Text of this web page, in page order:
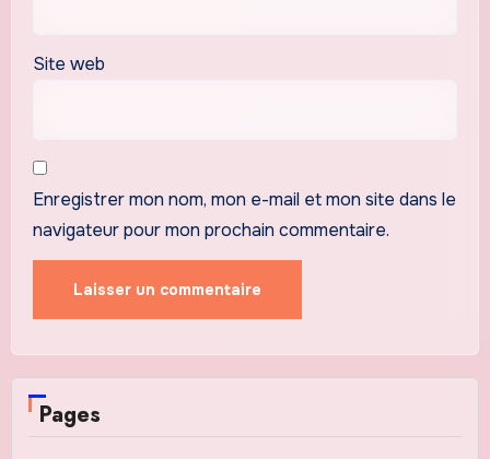
Site web
Enregistrer mon nom, mon e-mail et mon site dans le
navigateur pour mon prochain commentaire.
Pages